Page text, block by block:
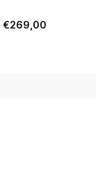
€269,00